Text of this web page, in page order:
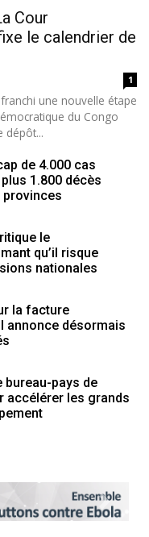
Cour
le calendrier de
1
une nouvelle étape
du Congo
dépôt...
de 4.000 cas
1.800 décès
provinces
le
qu’il risque
nationales
la facture
annonce désormais
bureau-pays de
accélérer les grands
Next